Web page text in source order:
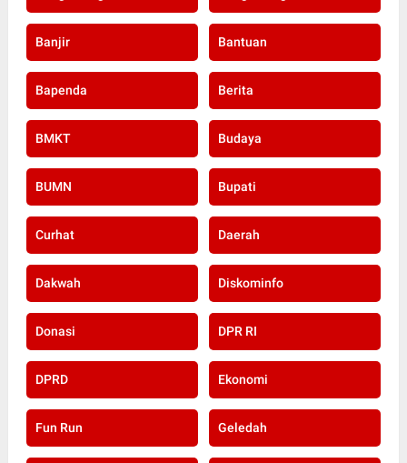
Banjir Bantuan
Bapenda Berita
BMKT Budaya
BUMN Bupati
Curhat Daerah
Dakwah Diskominfo
Donasi DPR RI
DPRD Ekonomi
Fun Run Geledah